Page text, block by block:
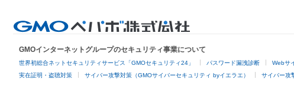
GMOインターネットグループのセキュリティ事業について
世界初総合ネットセキュリティサービス「GMOセキュリティ24」 パスワード漏洩診断 Webサ
実在証明・盗聴対策 サイバー攻撃対策（GMOサイバーセキュリティ byイエラエ） サイバー攻